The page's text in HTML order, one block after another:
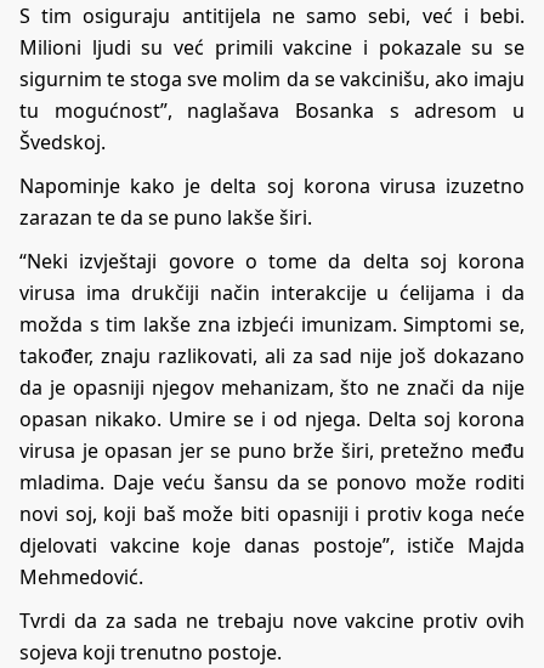
S tim osiguraju antitijela ne samo sebi, već i bebi.
Milioni ljudi su već primili vakcine i pokazale su se
sigurnim te stoga sve molim da se vakcinišu, ako imaju
tu mogućnost”, naglašava Bosanka s adresom u
Švedskoj.
Napominje kako je delta soj korona virusa izuzetno
zarazan te da se puno lakše širi.
“Neki izvještaji govore o tome da delta soj korona
virusa ima drukčiji način interakcije u ćelijama i da
možda s tim lakše zna izbjeći imunizam. Simptomi se,
također, znaju razlikovati, ali za sad nije još dokazano
da je opasniji njegov mehanizam, što ne znači da nije
opasan nikako. Umire se i od njega. Delta soj korona
virusa je opasan jer se puno brže širi, pretežno među
mladima. Daje veću šansu da se ponovo može roditi
novi soj, koji baš može biti opasniji i protiv koga neće
djelovati vakcine koje danas postoje”, ističe Majda
Mehmedović.
Tvrdi da za sada ne trebaju nove vakcine protiv ovih
sojeva koji trenutno postoje.